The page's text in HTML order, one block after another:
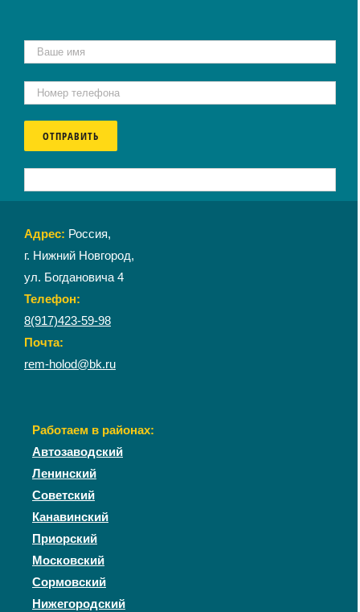
Адрес: Россия,
г. Нижний Новгород,
ул. Богдановича 4
Телефон:
8(917)423-59-98
Почта:
rem-holod@bk.ru
Работаем в районах:
Автозаводский
Ленинский
Советский
Канавинский
Приорский
Московский
Сормовский
Нижегородский